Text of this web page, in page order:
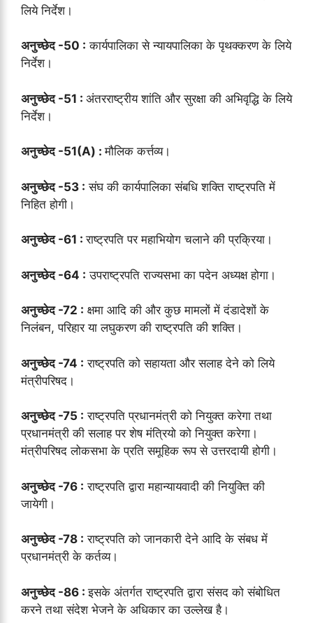
लिये निर्देश।
अनुच्छेद -50 : कार्यपालिका से न्यायपालिका के पृथक्करण के लिये
निर्देश।
अनुच्छेद -51 : अंतरराष्ट्रीय शांति और सुरक्षा की अभिवृद्धि के लिये
निर्देश।
अनुच्छेद -51(A) :मौलिक कर्त्तव्य।
अनुच्छेद -53 : संघ की कार्यपालिका संबधि शक्ति राष्ट्रपति में
निहित होगी।
अनुच्छेद -61 :राष्ट्रपति पर महाभियोग चलाने की प्रक्रिया।
अनुच्छेद -64 : उपराष्ट्रपति राज्यसभा का पदेन अध्यक्ष होगा।
अनुच्छेद -72 : क्षमा आदि की और कुछ मामलों में दंडादेशों के
निलंबन, परिहार या लघुकरण की राष्ट्रपति की शक्ति।
अनुच्छेद -74 : राष्ट्रपति को सहायता और सलाह देने को लिये
मंत्रीपरिषद।
अनुच्छेद -75 : राष्ट्रपति प्रधानमंत्री को नियुक्त करेगा तथा
प्रधानमंत्री की सलाह पर शेष मंत्रियो को नियुक्त करेगा।
मंत्रीपरिषद लोकसभा के प्रति समूहिक रूप से उत्तरदायी होगी।
अनुच्छेद -76 : राष्ट्रपति द्वारा महान्यायवादी की नियुक्ति की
जायेगी।
अनुच्छेद -78 : राष्ट्रपति को जानकारी देने आदि के संबध में
प्रधानमंत्री के कर्तव्य।
अनुच्छेद -86 :इसके अंतर्गत राष्ट्रपति द्वारा संसद को संबोधित
करने तथा संदेश भेजने के अधिकार का उल्लेख है।